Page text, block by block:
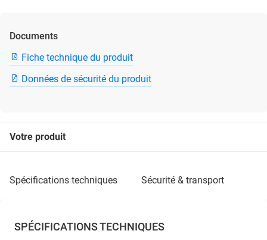
Documents
Fiche technique du produit
Données de sécurité du produit
Votre produit
spécifications techniques sécurité & transport
SPÉCIFICATIONS TECHNIQUES